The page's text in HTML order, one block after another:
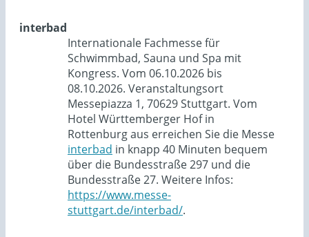
interbad
Internationale Fachmesse für
Schwimmbad, Sauna und Spa mit
Kongress. Vom 06.10.2026 bis
08.10.2026. Veranstaltungsort
Messepiazza 1, 70629 Stuttgart. Vom
Hotel Württemberger Hof in
Rottenburg aus erreichen Sie die Messe
interbad in knapp 40 Minuten bequem
über die Bundesstraße 297 und die
Bundesstraße 27. Weitere Infos:
https://www.messe-
stuttgart.de/interbad/.